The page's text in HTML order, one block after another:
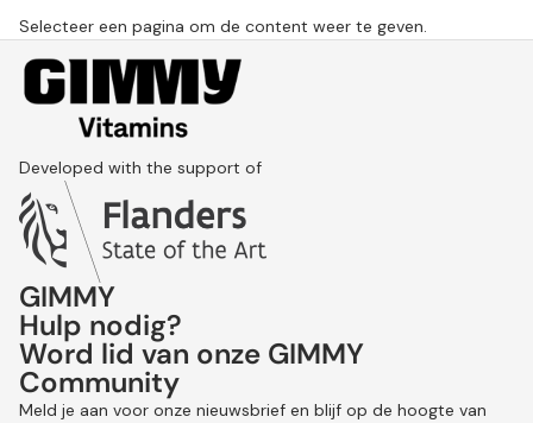
Selecteer een pagina om de content weer te geven.
Developed with the support of
GIMMY
Hulp nodig?
Word lid van onze GIMMY
Community
Meld je aan voor onze nieuwsbrief en blijf op de hoogte van
Terugbetalingsbeleid
Privacybeleid